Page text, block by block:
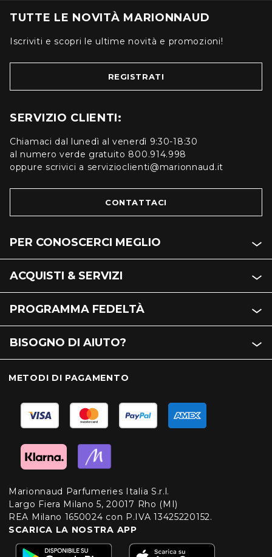
TUTTE LE NOVITÀ MARIONNAUD
Iscriviti e scopri le ultime novità e promozioni!
REGISTRATI
SERVIZIO CLIENTI:
Chiamaci dal lunedì al venerdì 9:30-18:30
al numero verde gratuito 800.914.998
oppure scrivici a servizioclienti@marionnaud.it
CONTATTACI
PER CONOSCERCI MEGLIO
ACQUISTI & SERVIZI
PROGRAMMA FEDELTÀ
BISOGNO DI AIUTO?
METODI DI PAGAMENTO
Marionnaud Parfumeries Italia S.r.l.
Largo Fiera Milano 5, 20017 Rho (MI)
REA Milano 1650024 con P.IVA 13425220152.
SCARICA LA NOSTRA APP